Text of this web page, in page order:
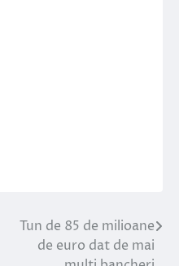
Tun de 85 de milioane
de euro dat de mai